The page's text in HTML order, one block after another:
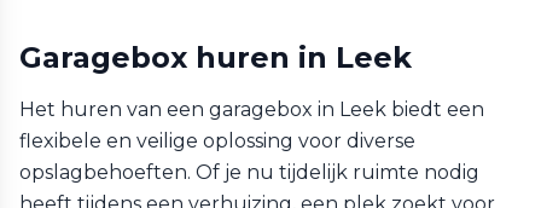
Garagebox huren in Leek
Het huren van een garagebox in Leek biedt een
flexibele en veilige oplossing voor diverse
opslagbehoeften. Of je nu tijdelijk ruimte nodig